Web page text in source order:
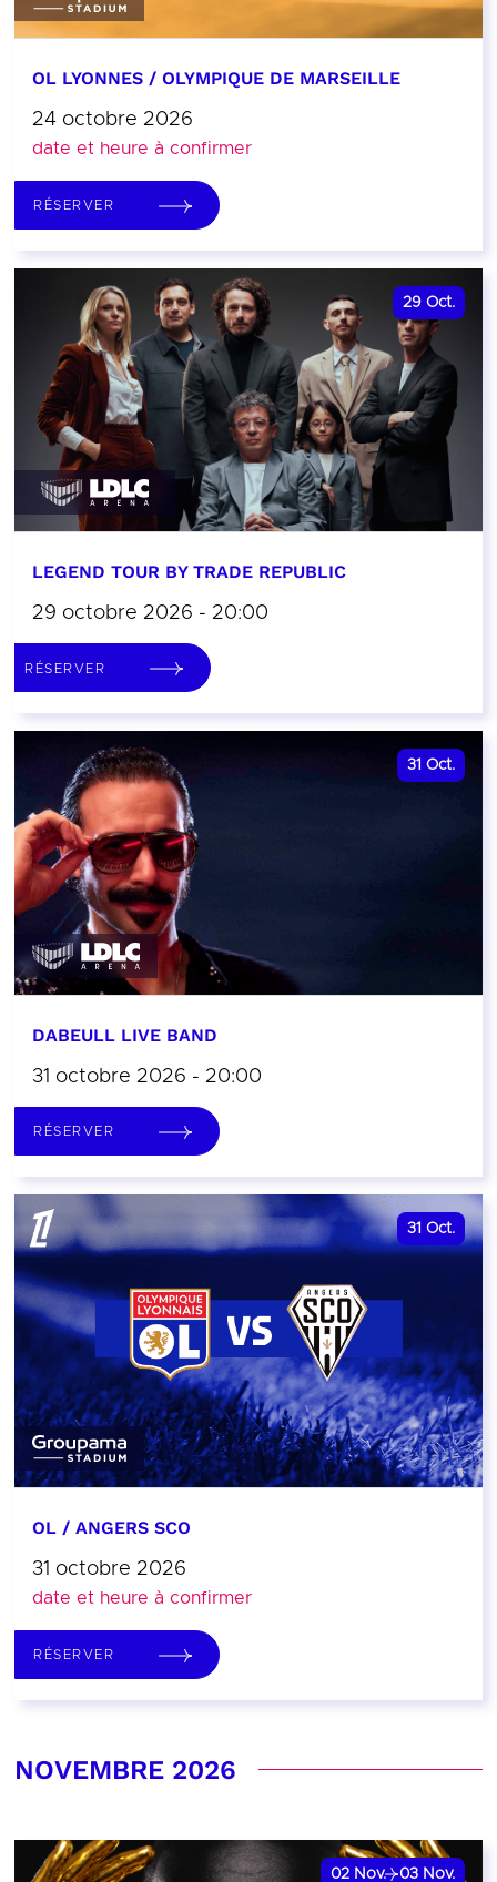
OL LYONNES / OLYMPIQUE DE MARSEILLE
24 octobre 2026
date et heure à confirmer
RÉSERVER
29 Oct.
LEGEND TOUR BY TRADE REPUBLIC
29 octobre 2026 - 20:00
RÉSERVER
31 Oct.
DABEULL LIVE BAND
31 octobre 2026 - 20:00
RÉSERVER
31 Oct.
OL / ANGERS SCO
31 octobre 2026
date et heure à confirmer
RÉSERVER
NOVEMBRE 2026
02 Nov. 03 Nov.